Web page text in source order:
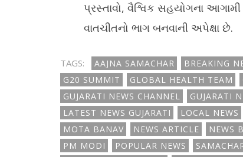
પ્રસ્તાવો, વૈશ્વિક સહયોગના
વાતચીતનો ભાગ બનવાની અપેક્ષા છે.
TAGS: AAJNA SAMACHAR BREAKING
G20 SUMMIT
GLOBAL HEALTH TEAM
GUJARATI NEWS CHANNEL
GUJARATI
LATEST NEWS GUJARATI
LOCAL NEWS
MOTA BANAV
NEWS ARTICLE NEWS
PM MODI
POPULAR NEWS